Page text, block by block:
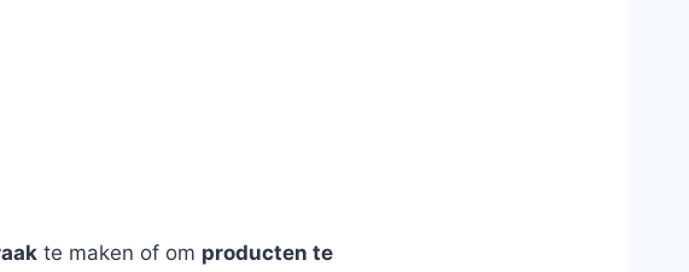
te maken of om producten te